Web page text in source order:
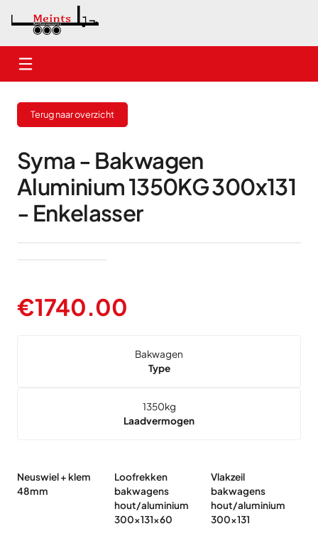
Nieuwe aanhangwagens
Gebruikte aanhangwagens
Verhuur
Onderhoud
Terug naar overzicht
Syma - Bakwagen
Aluminium 1350KG 300x131
- Enkelasser
€1740.00
Bakwagen
Type
1350kg
Laadvermogen
Neuswiel + klem
48mm
Loofrekken
bakwagens
hout/aluminium
300x131x60
Vlakzeil
bakwagens
hout/aluminium
300x131